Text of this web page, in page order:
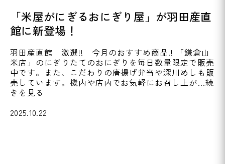
「米屋がにぎるおにぎり屋」が羽田産直
館に新登場！
羽田産直館 激選!! 今月のおすすめ商品!! 「鎌倉山
米店」のにぎりたてのおにぎりを毎日数量限定で販売
中です。また、こだわりの唐揚げ弁当や深川めしも販
売しています。機内や店内でお気軽にお召し上が…続
きを見る
2025.10.22